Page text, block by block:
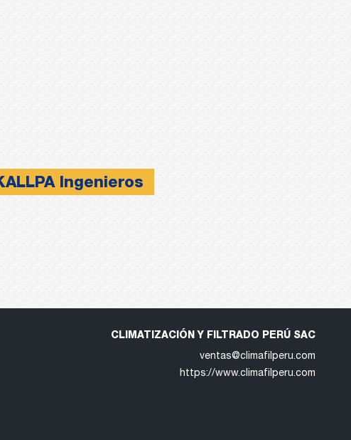
Ingenieros
CLIMATIZACIÓN Y FILTRADO PERÚ SAC
ventas@climafilperu.com
https://www.climafilperu.com